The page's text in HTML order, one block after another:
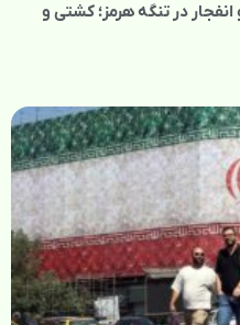
در تنگه هرمز؛ کشتی و